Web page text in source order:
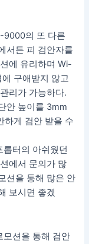
9000의 또 다른
서든 피 검안자를
에 유리하며 Wi-
구애받지 않고
리가 가능하다.
안 높이를 3mm
하게 검안 받을 수
롭터의 아쉬웠던
에서 문의가 많
션을 통해 많은 안
보시면 좋겠
모션을 통해 검안